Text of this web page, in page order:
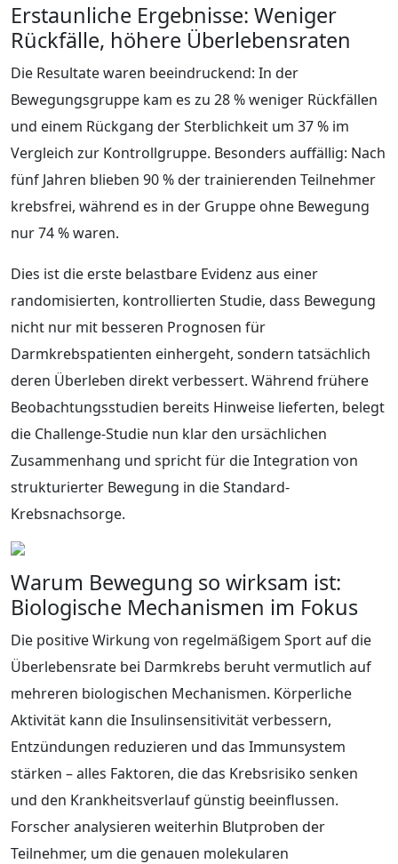
Erstaunliche Ergebnisse: Weniger
Rückfälle, höhere Überlebensraten
Die Resultate waren beeindruckend: In der
Bewegungsgruppe kam es zu 28 % weniger Rückfällen
und einem Rückgang der Sterblichkeit um 37 % im
Vergleich zur Kontrollgruppe. Besonders auffällig: Nach
fünf Jahren blieben 90 % der trainierenden Teilnehmer
krebsfrei, während es in der Gruppe ohne Bewegung
nur 74 % waren.
Dies ist die erste belastbare Evidenz aus einer
randomisierten, kontrollierten Studie, dass Bewegung
nicht nur mit besseren Prognosen für
Darmkrebspatienten einhergeht, sondern tatsächlich
deren Überleben direkt verbessert. Während frühere
Beobachtungsstudien bereits Hinweise lieferten, belegt
die Challenge-Studie nun klar den ursächlichen
Zusammenhang und spricht für die Integration von
strukturierter Bewegung in die Standard-
Krebsnachsorge.
Warum Bewegung so wirksam ist:
Biologische Mechanismen im Fokus
Die positive Wirkung von regelmäßigem Sport auf die
Überlebensrate bei Darmkrebs beruht vermutlich auf
mehreren biologischen Mechanismen. Körperliche
Aktivität kann die Insulinsensitivität verbessern,
Entzündungen reduzieren und das Immunsystem
stärken – alles Faktoren, die das Krebsrisiko senken
und den Krankheitsverlauf günstig beeinflussen.
Forscher analysieren weiterhin Blutproben der
Teilnehmer, um die genauen molekularen